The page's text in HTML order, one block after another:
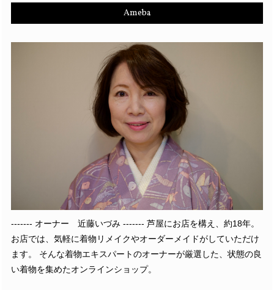
Ameba
------- オーナー 近藤いづみ ------- 芦屋にお店を構え、約18年。
お店では、気軽に着物リメイクやオーダーメイドがしていただけ
ます。 そんな着物エキスパートのオーナーが厳選した、状態の良
い着物を集めたオンラインショップ。